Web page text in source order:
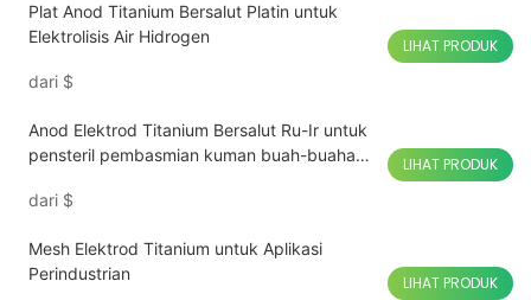
Plat Anod Titanium Bersalut Platin untuk
Elektrolisis Air Hidrogen
dari $
LIHAT PRODUK
Anod Elektrod Titanium Bersalut Ru-Ir untuk
pensteril pembasmian kuman buah-buahan
dari $
LIHAT PRODUK
Mesh Elektrod Titanium untuk Aplikasi
Perindustrian
LIHAT PRODUK